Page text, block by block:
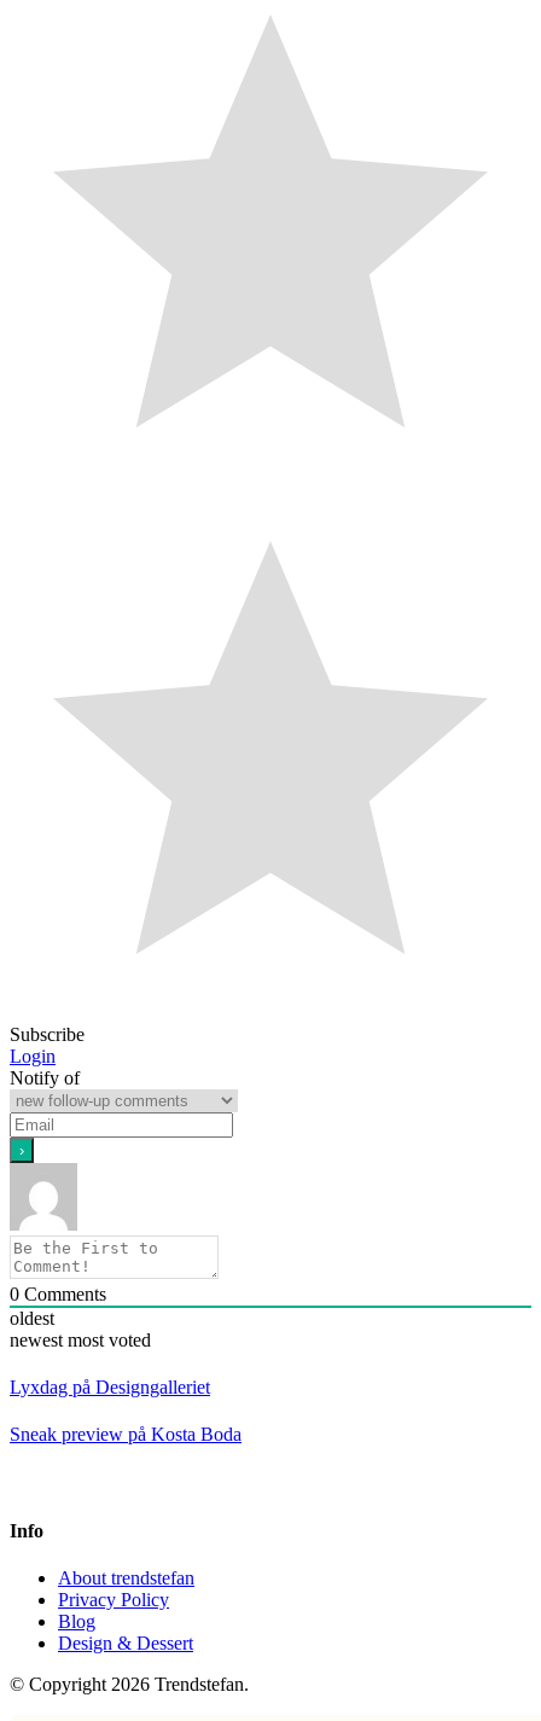
Subscribe
Login
Notify of
0 Comments
oldest
newest most voted
Lyxdag på Designgalleriet
Sneak preview på Kosta Boda
Info
About trendstefan
Privacy Policy
Blog
Design & Dessert
© Copyright 2026 Trendstefan.